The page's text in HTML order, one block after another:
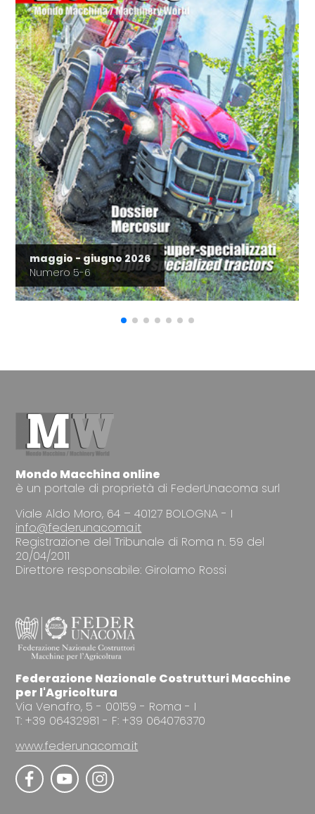
maggio - giugno 2026
Numero 5-6
Mondo Macchina online
è un portale di proprietà di FederUnacoma surl
Viale Aldo Moro, 64 – 40127 BOLOGNA - I
info@federunacoma.it
Registrazione del Tribunale di Roma n. 59 del
20/04/2011
Direttore responsabile: Girolamo Rossi
Federazione Nazionale Costrutturi Macchine
per l'Agricoltura
Via Venafro, 5 - 00159 - Roma - I
T: +39 06432981 - F: +39 064076370
www.federunacoma.it